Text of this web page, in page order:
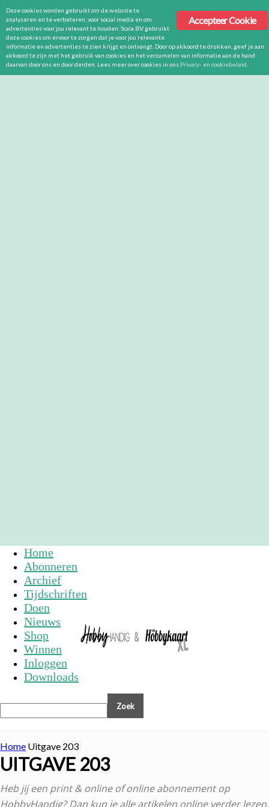
Home
Abonneren
Archief
Tijdschriften
Doen
Nieuws
Shop
Winnen
Inloggen
Downloads
Home Uitgave 203
UITGAVE 203
Heb jij een print & online of online abonnement op
HobbyHandig? Dan kun je alle artikelen online verder lezen.
Accepteer Cookie
Deze cookies worden gebruikt om de website te
analyseren en te verbeteren, voor social media en om
advertenties voor jou relevant te houden. Scala BV gebruikt
deze cookies om ervoor te zorgen dat je voor jou relevante
informatie en advertenties te zien krijgt en ontvangt. Door op akkoord te drukken, geef je aan
akkoord te zijn met het gebruik van cookies en het verzamelen van informatie aan de hand
daarvan door ons en door derden. Lees meer over cookies in ons Privacy- en cookiebeleid